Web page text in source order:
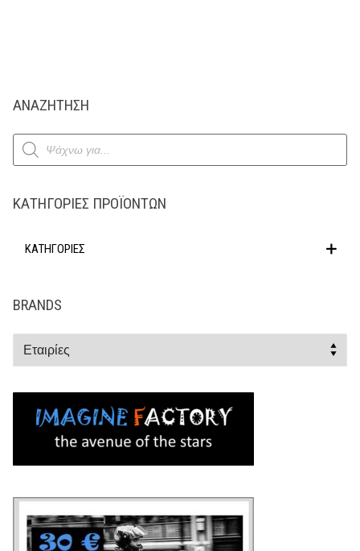
ΑΝΑΖΗΤΗΣΗ
Products
search
ΚΑΤΗΓΟΡΊΕΣ ΠΡΟΪΌΝΤΩΝ
ΚΑΤΗΓΟΡΙΕΣ
BRANDS